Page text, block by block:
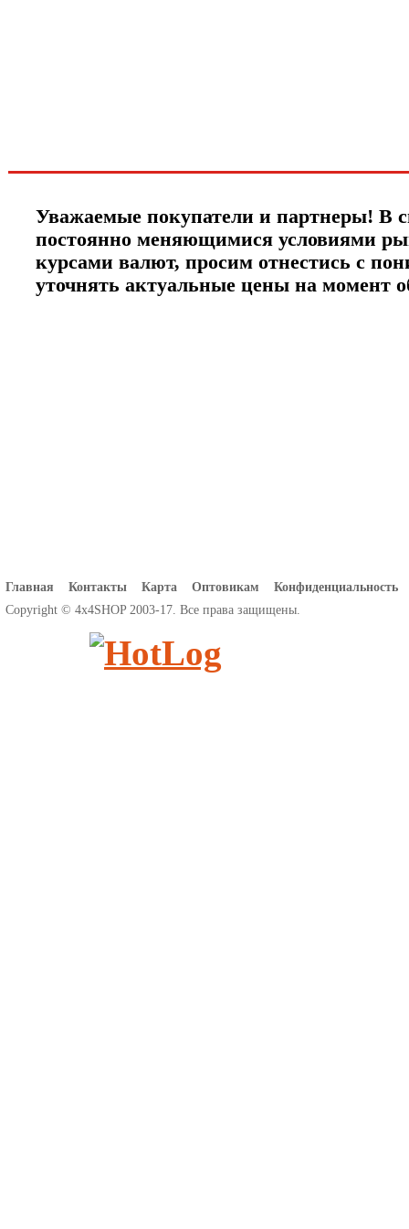
Уважаемые покупатели и партнеры! В
постоянно меняющимися условиями
курсами валют, просим отнестись с
уточнять актуальные цены на момент
Главная Контакты Карта Оптовикам
Конфиденциальность
Copyright © 4x4SHOP 2003-17. Все права защищены.